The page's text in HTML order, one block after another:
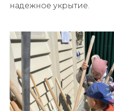
надежное укрытие.